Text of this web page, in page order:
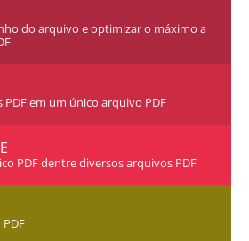
do arquivo e optimizar o máximo a
PDF em um único arquivo PDF
PDF dentre diversos arquivos PDF